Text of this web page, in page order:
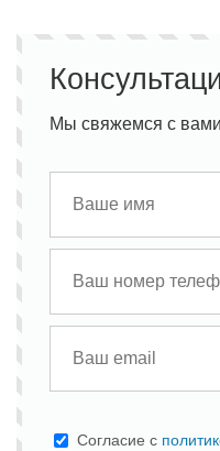
Мы свяжемся с вами
Cогласие с